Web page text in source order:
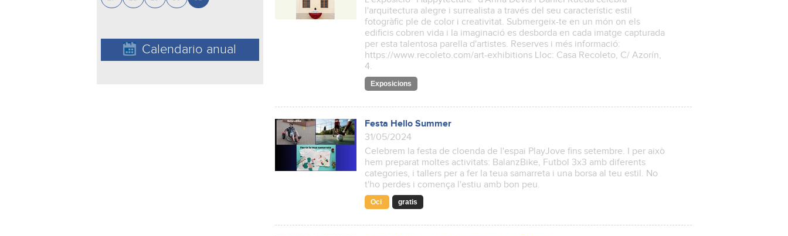
Calendario anual
l'arquitectura alegre i surrealista a través del seu característic estil
fotogràfic ple de color i creativitat. Submergeix-te en un món on els
edificis cobren vida i la imaginació es desborda en cada imatge capturada
per esta talentosa parella d'artistes. Reserves i més informació:
https://www.recoleto.com/art-exhibitions Lloc: Casa Recoleto, C/ Azorín,
4.
Exposicions
Festa Hello Summer
31/05/2024
Celebrem la festa de cloenda de l'espai PlayJove fins setembre. I per això
hem preparat moltes activitats: BalanzBike, Futbol 3x3 amb diferents
categories, i tallers per a fer la teua samarreta i una borsa al teu estil. No
t'ho perdes i comença l'estiu amb bon peu.
Oci gratis